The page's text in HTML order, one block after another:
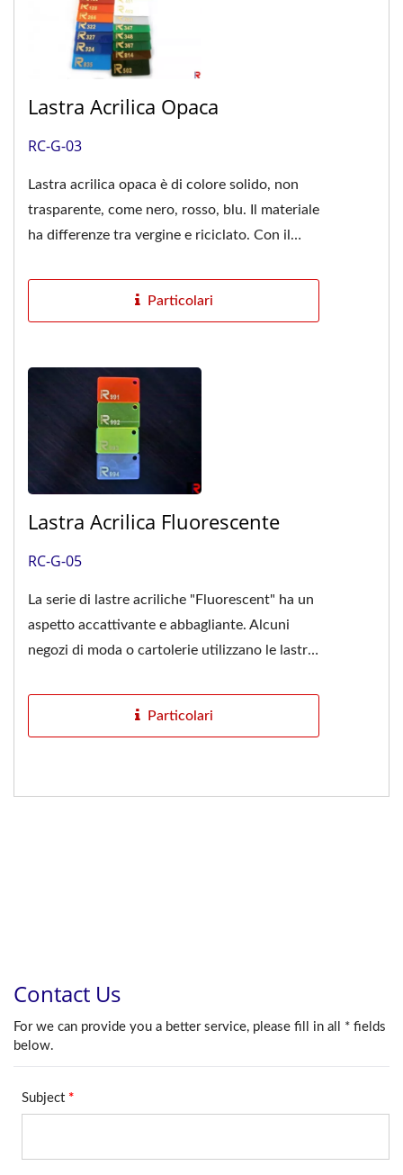
Lastra Acrilica Opaca
RC-G-03
Lastra acrilica opaca è di colore solido, non
trasparente, come nero, rosso, blu. Il materiale
ha differenze tra vergine e riciclato. Con il
Particolari
Lastra Acrilica Fluorescente
RC-G-05
La serie di lastre acriliche "Fluorescent" ha un
aspetto accattivante e abbagliante. Alcuni
negozi di moda o cartolerie utilizzano le lastre
Particolari